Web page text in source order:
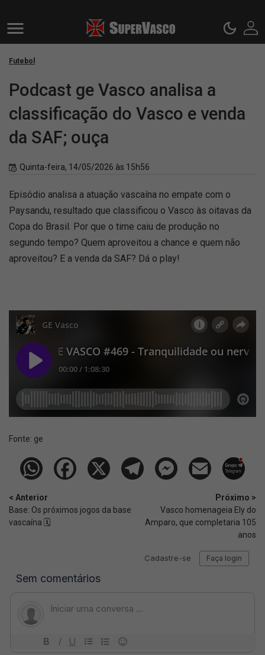
Futebol
Podcast ge Vasco analisa a
classificação do Vasco e venda
da SAF; ouça
Quinta-feira, 14/05/2026 às 15h56
Episódio analisa a atuação vascaína no empate com o
Paysandu, resultado que classificou o Vasco às oitavas da
Copa do Brasil. Por que o time caiu de produção no
segundo tempo? Quem aproveitou a chance e quem não
aproveitou? E a venda da SAF? Dá o play!
Fonte: ge
< Anterior
Base: Os próximos jogos da base
vascaína 🗓️
Próximo >
Vasco homenageia Ely do
Amparo, que completaria 105
anos